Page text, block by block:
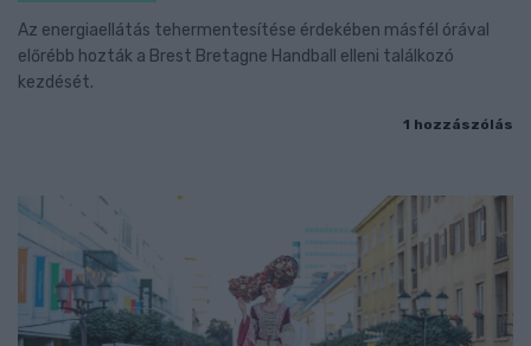
Az energiaellátás tehermentesítése érdekében másfél órával
előrébb hozták a Brest Bretagne Handball elleni találkozó
kezdését.
1 hozzászólás